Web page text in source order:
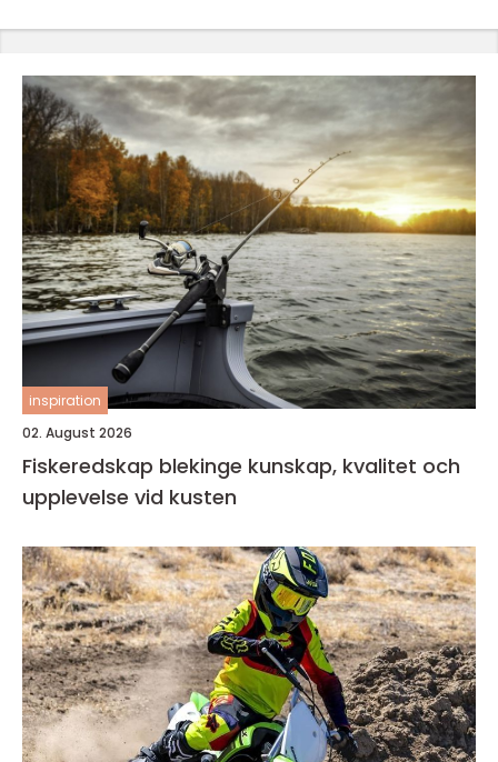
inspiration
02. August 2026
Fiskeredskap blekinge kunskap, kvalitet och
upplevelse vid kusten